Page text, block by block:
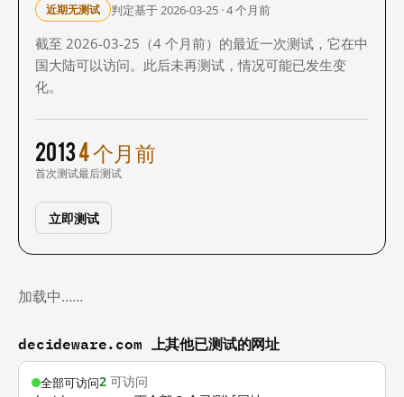
近期无测试 判定基于 2026-03-25 · 4 个月前
截至 2026-03-25（4 个月前）的最近一次测试，它在中
国大陆可以访问。此后未再测试，情况可能已发生变
化。
2013
首次测试
4 个月前
最后测试
立即测试
加载中……
decideware.com 上其他已测试的网址
全部可访问2 可访问